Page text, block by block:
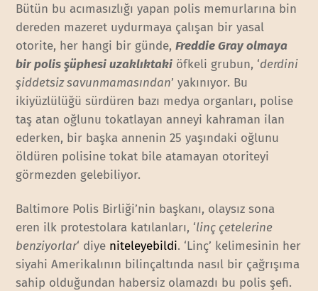
Bütün bu acımasızlığı yapan polis memurlarına bin
dereden mazeret uydurmaya çalışan bir yasal
otorite, her hangi bir günde,Freddie Gray olmaya
bir polis şüphesi uzaklıktaki öfkeli grubun, ‘derdini
şiddetsiz savunmamasından’ yakınıyor. Bu
ikiyüzlülüğü sürdüren bazı medya organları, polise
taş atan oğlunu tokatlayan anneyi kahraman ilan
ederken, bir başka annenin 25 yaşındaki oğlunu
öldüren polisine tokat bile atamayan otoriteyi
görmezden gelebiliyor.
Baltimore Polis Birliği’nin başkanı, olaysız sona
eren ilk protestolara katılanları, ‘linç çetelerine
benziyorlar‘ diye niteleyebildi. ‘Linç’ kelimesinin her
siyahi Amerikalının bilinçaltında nasıl bir çağrışıma
sahip olduğundan habersiz olamazdı bu polis şefi.